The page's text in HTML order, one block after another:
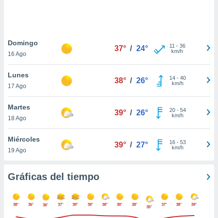
únicos
similares
como
sitio
de
posible
en
a lo que
Para
su
Domingo
16 Ago
37° / 24° 11 - 36
km/h
Lunes
17 Ago
38° / 26° 14- 40
km/h
Martes
18 Ago
39° / 26° 20- 54
km/h
Miércoles
19 Ago
39° / 27° 16- 53
km/h
Gráficas del tiempo
38° 36° 36° 37° 39° 39° 38° 38° 38°
35°
37° 38° 39°